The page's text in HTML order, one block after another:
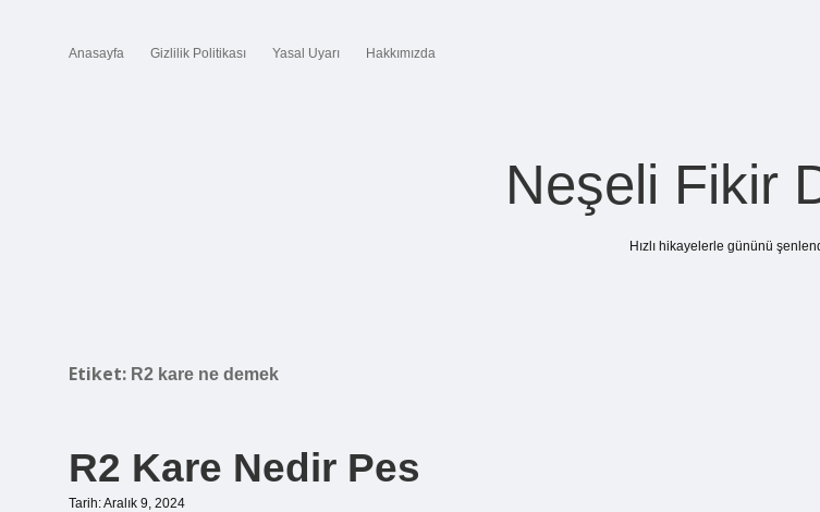
Anasayfa Gizlilik Politikası Yasal Uyarı Hakkımızda
Neşeli Fikir
Hızlı hikayelerle gününü
Etiket: R2 kare ne demek
R2 Kare Nedir Pes
Tarih: Aralık 9, 2024